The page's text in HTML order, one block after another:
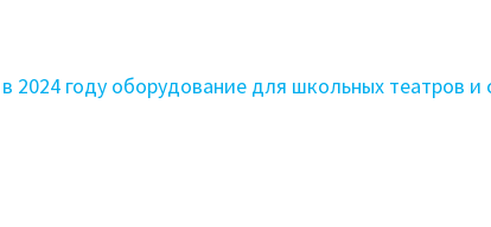
2024 году оборудование для школьных театров и